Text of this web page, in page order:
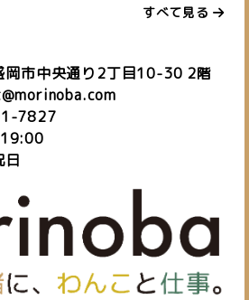
すべて見る
中央通り2丁目10-30 2階
7827